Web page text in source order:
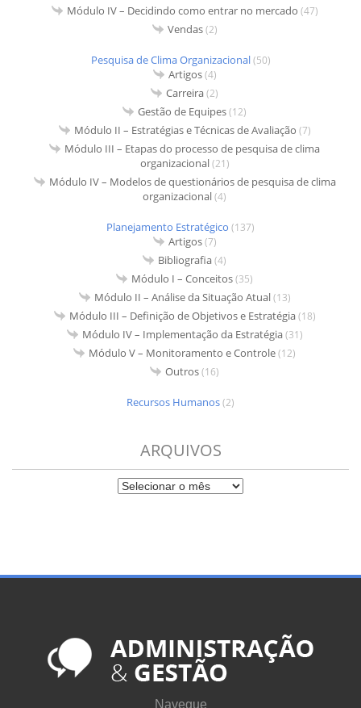
Módulo IV – Decidindo como entrar no mercado (47)
Vendas(2)
Pesquisa de Clima Organizacional(50)
Artigos(4)
Carreira(2)
Gestão de Equipes(12)
Módulo II – Estratégias e Técnicas de Avaliação (7)
Módulo III – Etapas do processo de pesquisa de clima
organizacional(21)
Módulo IV – Modelos de questionários de pesquisa de clima
organizacional(4)
Planejamento Estratégico (137)
Artigos(7)
Bibliografia(4)
Módulo I – Conceitos(35)
Módulo II – Análise da Situação Atual(13)
Módulo III – Definição de Objetivos e Estratégia(18)
Módulo IV – Implementação da Estratégia(31)
Módulo V – Monitoramento e Controle(12)
Outros(16)
Recursos Humanos(2)
ARQUIVOS
Navegue